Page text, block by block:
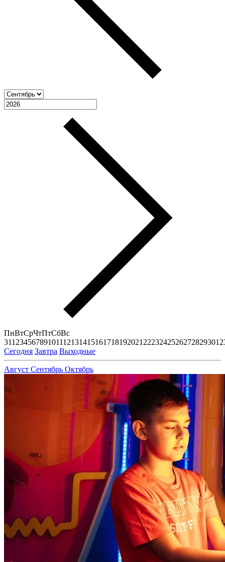
ПнВтСрЧтПтСбВс
311 23456789101112131415161718192021 2223242526272829301 2
Сегодня Завтра Выходные
Август Сентябрь Октябрь